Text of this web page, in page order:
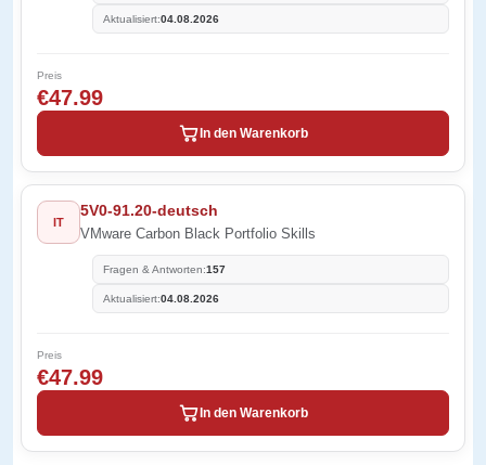
Aktualisiert:04.08.2026
Preis
€47.99
In den Warenkorb
IT
5V0-91.20-deutsch
VMware Carbon Black Portfolio Skills
Fragen & Antworten:157
Aktualisiert:04.08.2026
Preis
€47.99
In den Warenkorb